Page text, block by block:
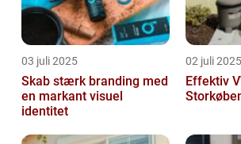
03 juli 2025
Skab stærk branding med
en markant visuel
identitet
02 juli 2025
Effektiv